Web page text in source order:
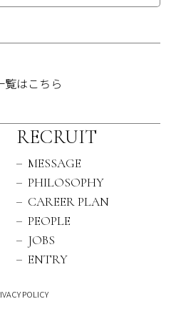
覧はこちら
RECRUIT
MESSAGE
PHILOSOPHY
CAREER PLAN
PEOPLE
JOBS
ENTRY
POLICY